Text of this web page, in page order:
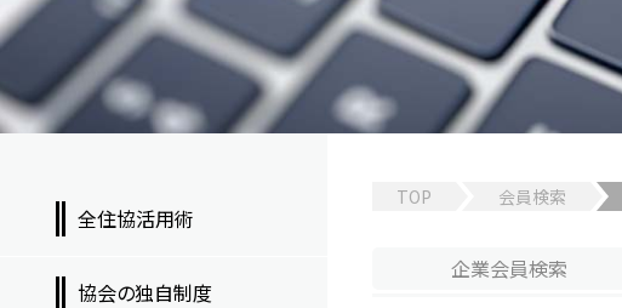
TOP 会員検索
企業会員検索
全住協活用術
協会の独自制度